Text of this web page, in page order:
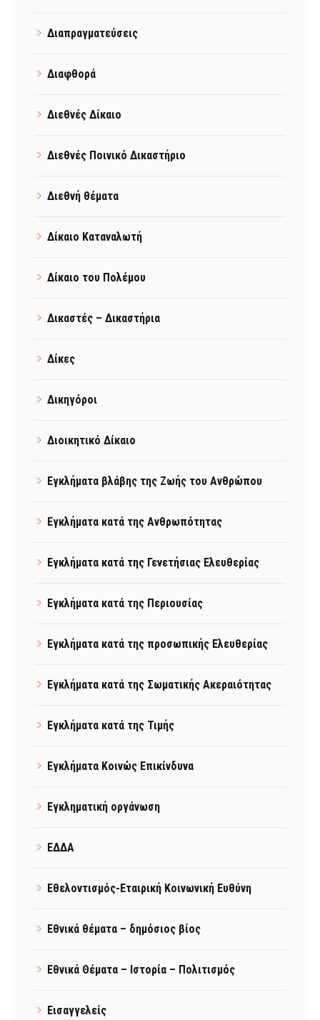
Διαπραγματεύσεις
Διαφθορά
Διεθνές Δίκαιο
Διεθνές Ποινικό Δικαστήριο
Διεθνή θέματα
Δίκαιο Καταναλωτή
Δίκαιο του Πολέμου
Δικαστές – Δικαστήρια
Δίκες
Δικηγόροι
Διοικητικό Δίκαιο
Εγκλήματα βλάβης της Ζωής του Ανθρώπου
Εγκλήματα κατά της Ανθρωπότητας
Εγκλήματα κατά της Γενετήσιας Ελευθερίας
Εγκλήματα κατά της Περιουσίας
Εγκλήματα κατά της προσωπικής Ελευθερίας
Εγκλήματα κατά της Σωματικής Ακεραιότητας
Εγκλήματα κατά της Τιμής
Εγκλήματα Κοινώς Επικίνδυνα
Εγκληματική οργάνωση
ΕΔΔΑ
Εθελοντισμός-Εταιρική Κοινωνική Ευθύνη
Εθνικά θέματα – δημόσιος βίος
Εθνικά Θέματα – Ιστορία – Πολιτισμός
Εισαγγελείς